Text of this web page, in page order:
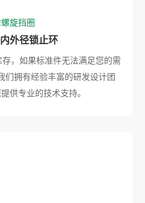
旋挡圈
外径锁止环
，如果标准件无法满足您的需
们拥有经验丰富的研发设计团
供专业的技术支持。